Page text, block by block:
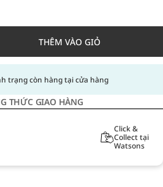
THÊM VÀO GIỎ
trạng còn hàng tại cửa hàng
THỨC GIAO HÀNG
Click &
Collect tại
Watsons